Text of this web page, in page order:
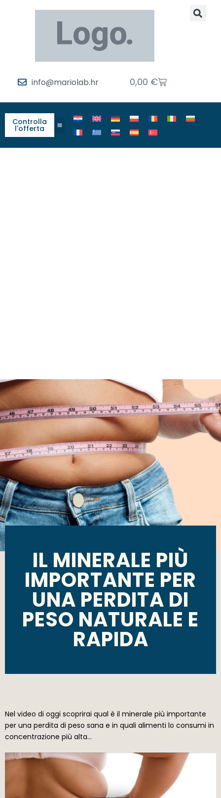
info@mariolab.hr 0,00 €
Controlla
l'offerta
IL MINERALE PIÙ
IMPORTANTE PER
UNA PERDITA DI
PESO NATURALE E
RAPIDA
Nel video di oggi scoprirai qual è il minerale più importante
per una perdita di peso sana e in quali alimenti lo consumi in
concentrazione più alta…